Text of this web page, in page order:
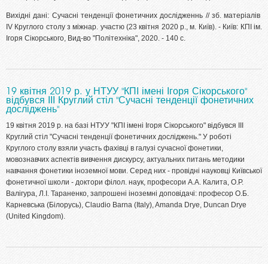
Вихідні дані: Сучасні тенденції фонетичних дослідженнь // зб. матеріалів
ІV Круглого столу з міжнар. участю (23 квітня 2020 р., м. Київ). - Київ: КПІ ім.
Ігоря Сікорського, Вид-во "Політехніка", 2020. - 140 с.
19 квітня 2019 р. у НТУУ "КПІ імені Ігоря Сікорського"
відбувся ІІІ Круглий стіл "Сучасні тенденції фонетичних
досліджень"
19 квітня 2019 р. на базі НТУУ "КПІ імені Ігоря Сікорського" відбувся ІІІ
Круглий стіл "Сучасні тенденції фонетичних досліджень." У роботі
Круглого столу взяли участь фахівці в галузі сучасної фонетики,
мовознавчих аспектів вивчення дискурсу, актуальних питань методики
навчання фонетики іноземної мови. Серед них - провідні науковці Київської
фонетичної школи - доктори філол. наук, професори А.А. Калита, О.Р.
Валігура, Л.І. Тараненко, запрошені іноземні доповідачі: професор О.Б.
Карневська (Білорусь), Claudio Barna (Italy), Amanda Drye, Duncan Drye
(United Kingdom).